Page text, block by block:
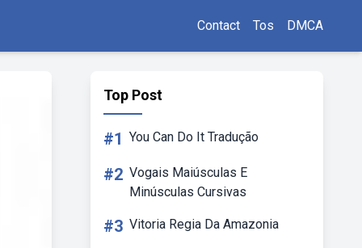
Contact Tos DMCA
Top Post
#1 You Can Do It Tradução
#2 Vogais Maiúsculas E
Minúsculas Cursivas
#3 Vitoria Regia Da Amazonia